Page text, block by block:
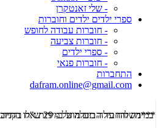
- שלי זאנטקרן
ספרי ילדים ילדים וחוברות
- חוברות עבודה לחופש
- חוברות צביעה
- ספרי ילדים
- חוברות פנאי
התחברות
dafram.online@gmail.com
***משלוח עד הבית מוזל ב- 29 ש"ח בקניה מעל 289 ש"ח שליח עד הבית ***